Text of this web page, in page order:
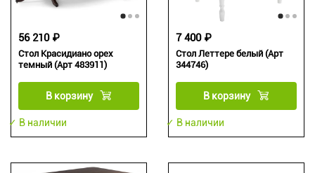
Стол Красидиано орех
темный (Арт 483911)
56 210 ₽
В корзину
✓ В наличии
Стол Леттере белый (Арт
344746)
7 400 ₽
В корзину
✓ В наличии